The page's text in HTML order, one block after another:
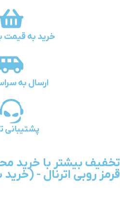
خرید به قیمت
ارسال به
پشتیبانی
تخفیف بیشتر با خرید
قرمز روبی اترنال -